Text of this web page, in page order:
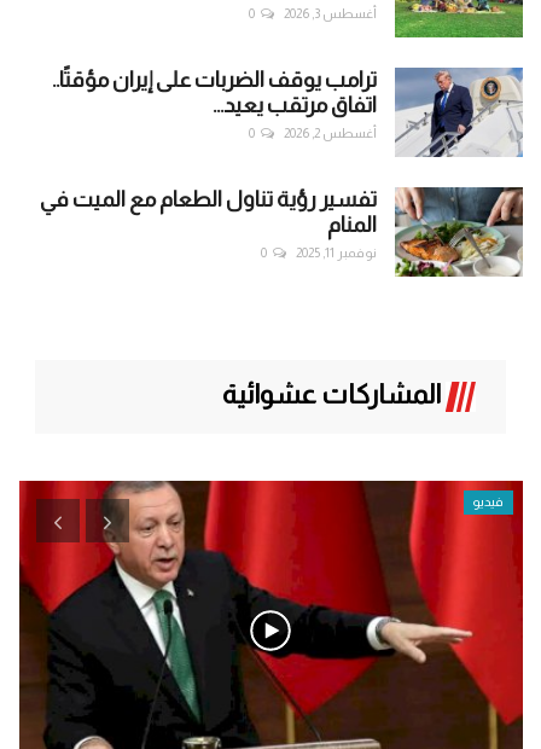
أغسطس 3, 2026 0
ترامب يوقف الضربات على إيران مؤقتًا..
اتفاق مرتقب يعيد...
أغسطس 2, 2026 0
تفسير رؤية تناول الطعام مع الميت في
المنام
نوفمبر 11, 2025 0
المشاركات عشوائية
فيديو